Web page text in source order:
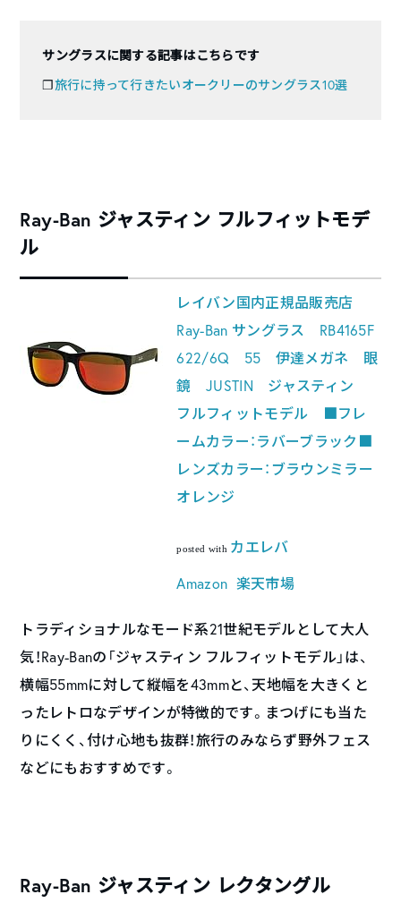
サングラスに関する記事はこちらです
❐旅行に持って行きたいオークリーのサングラス10選
Ray-Ban ジャスティン フルフィットモデ
ル
レイバン国内正規品販売店
Ray-Ban サングラス RB4165F
622/6Q 55 伊達メガネ 眼
鏡 JUSTIN ジャスティン
フルフィットモデル ■フレ
ームカラー：ラバーブラック■
レンズカラー：ブラウンミラー
オレンジ
posted with カエレバ
Amazon 楽天市場
トラディショナルなモード系21世紀モデルとして大人
気！Ray-Banの「ジャスティン フルフィットモデル」は、
横幅55mmに対して縦幅を43mmと、天地幅を大きくと
ったレトロなデザインが特徴的です。まつげにも当た
りにくく、付け心地も抜群！旅行のみならず野外フェス
などにもおすすめです。
Ray-Ban ジャスティン レクタングル